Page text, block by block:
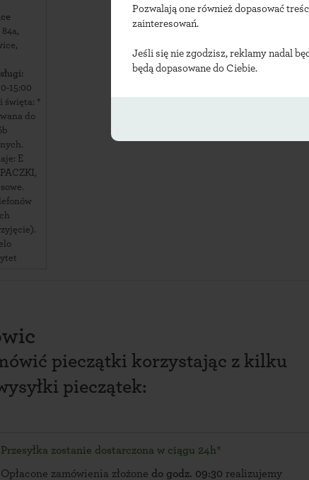
Pozwalają one również dopasować
zainteresowań.
Jeśli się nie zgodzisz, reklamy nadal
będą dopasowane do Ciebie.
,
,
15:00
święta: *
do
E
pieczątki korzystając z kilku
pieczątek:
Przesyłka zostanie dostarczona w ciągu 24h*
Opłacone zamówienia złożone do godz. 09:30 realizujemy